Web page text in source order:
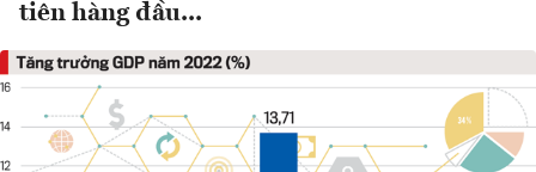
tiên hàng đầu...